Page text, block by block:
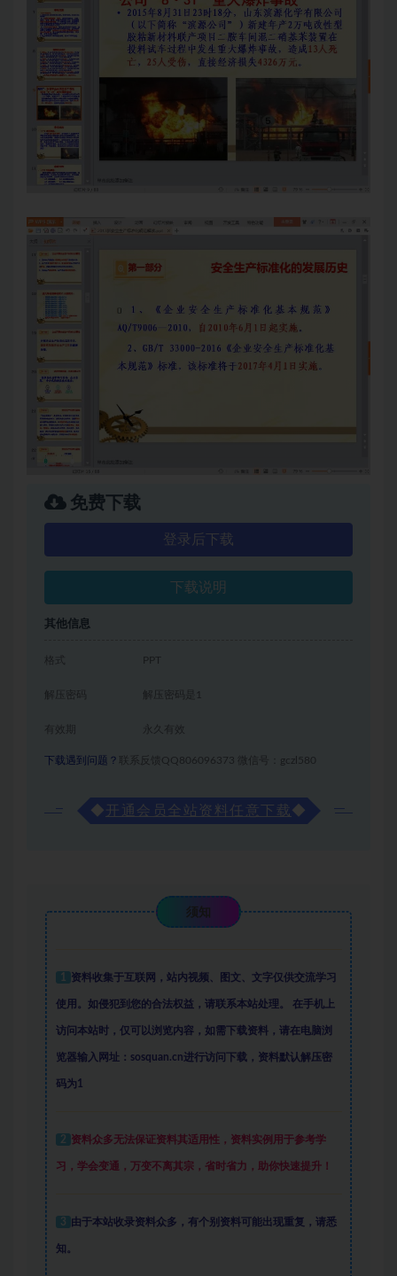
免费下载
登录后下载
下载说明
其他信息
格式 PPT
解压密码是1
有效期 永久有效
下载遇到问题？ 联系反馈QQ806096373 微信号：gczl580
◆ 开通会员全站资料任意下载◆
须知
1 资料收集于互联网 ， 站内视频、图文、文字仅供交流学习
使用。如侵犯到您的合法权益，请联系本站处理。 在手机上
访问本站时，仅可以浏览内容，如需下载资料，请在电脑浏
览器输入网址：sosquan.cn进行访问下载， 资料默认解压密
码为1
2 资料众多无法保证资料其适用性，资料实例 用于参考学
习，学会变通，万变不离其宗，省时省力，助你快速提升！
3 由于本站收录资料众多，有个别资料可能出现重复，请悉
知。